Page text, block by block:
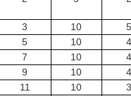
3 10
5 10
7 10
9 10
11 10